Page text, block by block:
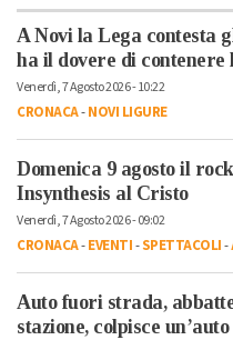
A Novi la Lega contesta
ha il dovere di contenere
Venerdì, 7 Agosto 2026 - 10:22
CRONACA-NOVI LIGURE
Domenica 9 agosto il
Insynthesis al Cristo
Venerdì, 7 Agosto 2026 - 09:02
CRONACA-EVENTI-SPETTACOLI-
Auto fuori strada,
stazione, colpisce